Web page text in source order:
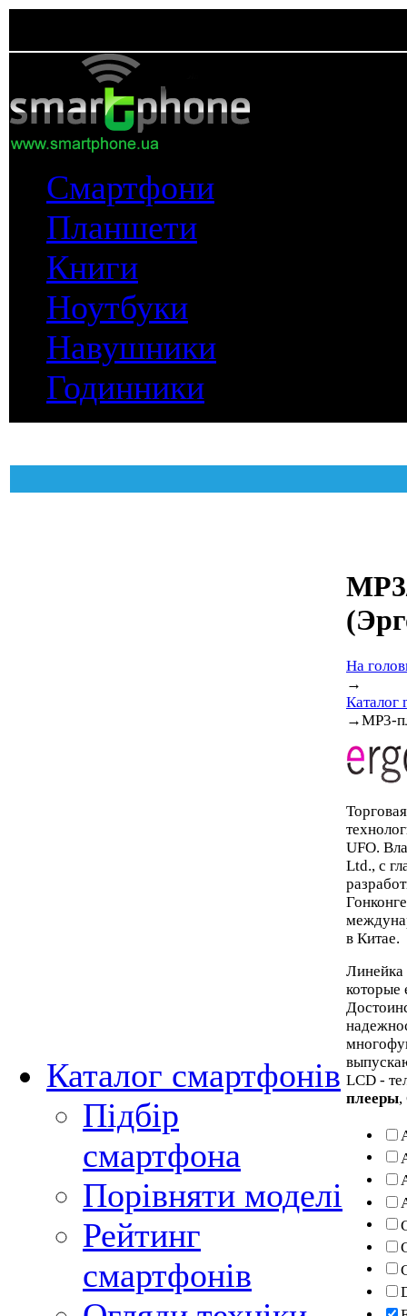
Смартфони
Планшети
Книги
Ноутбуки
Навушники
Годинники
Каталог смартфонів
Підбір
смартфона
Порівняти моделі
Рейтинг
смартфонів
На
→
Каталог
→MP3-
UFO.
Ltd., с
в Китае.
Линейка
которые
LCD -
плееры,